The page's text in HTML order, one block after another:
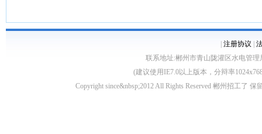
注册协议
联系地址:郴州市青山陇灌区水电管理
(建议使用IE7.0以上版本，分辩率
Copyright since&nbsp;2012 All Rights Reserved 郴州招工了